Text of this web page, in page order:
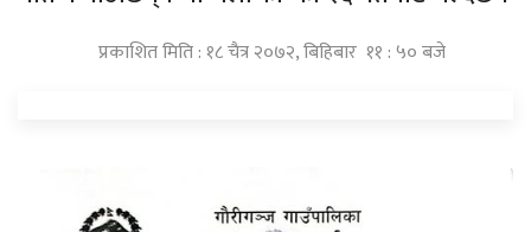
प्रकाशित मिति : १८ चैत्र २०७२, बिहिबार ११ : ५० बजे